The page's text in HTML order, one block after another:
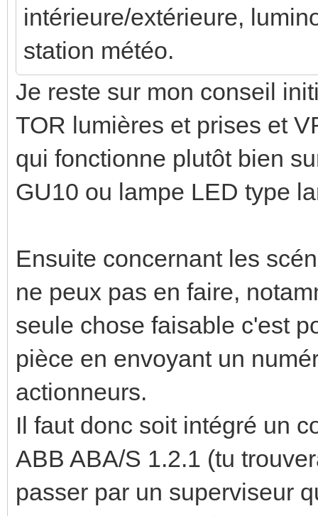
intérieure/extérieure,
station météo.
Je reste sur mon conseil
TOR lumières et prises et
qui fonctionne plutôt bien
GU10 ou lampe LED type
Ensuite concernant les
ne peux pas en faire,
seule chose faisable c'est
pièce en envoyant un
actionneurs.
Il faut donc soit intégré un
ABB ABA/S 1.2.1 (tu
passer par un superviseur